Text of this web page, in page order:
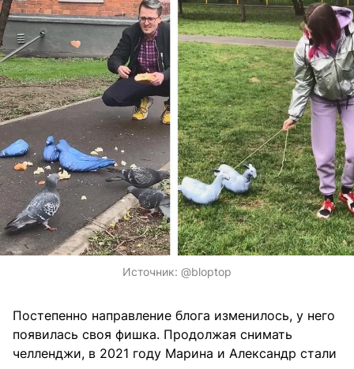
Источник: @bloptop
Постепенно направление блога изменилось, у него
появилась своя фишка. Продолжая снимать
челленджи, в 2021 году Марина и Александр стали